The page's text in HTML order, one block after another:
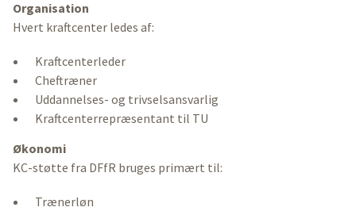
Organisation
Hvert kraftcenter ledes af:
Kraftcenterleder
Cheftræner
Uddannelses- og trivselsansvarlig
Kraftcenterrepræsentant til TU
Økonomi
KC-støtte fra DFfR bruges primært til:
Trænerløn